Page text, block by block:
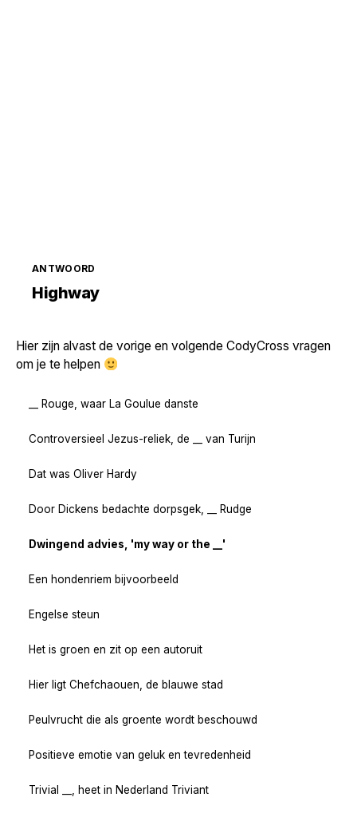
ANTWOORD
Highway
Hier zijn alvast de vorige en volgende CodyCross vragen
om je te helpen
__ Rouge, waar La Goulue danste
Controversieel Jezus-reliek, de __ van Turijn
Dat was Oliver Hardy
Door Dickens bedachte dorpsgek, __ Rudge
Dwingend advies, 'my way or the __'
Een hondenriem bijvoorbeeld
Engelse steun
Het is groen en zit op een autoruit
Hier ligt Chefchaouen, de blauwe stad
Peulvrucht die als groente wordt beschouwd
Positieve emotie van geluk en tevredenheid
Trivial __, heet in Nederland Triviant